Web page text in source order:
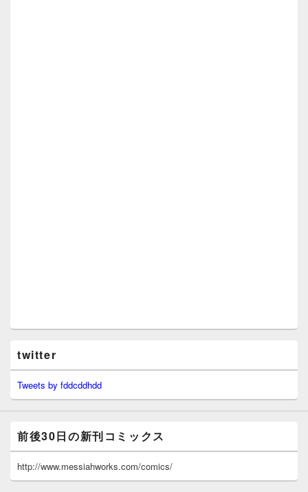
twitter
Tweets by fddcddhdd
前後30日の新刊コミックス
http://www.messiahworks.com/comics/